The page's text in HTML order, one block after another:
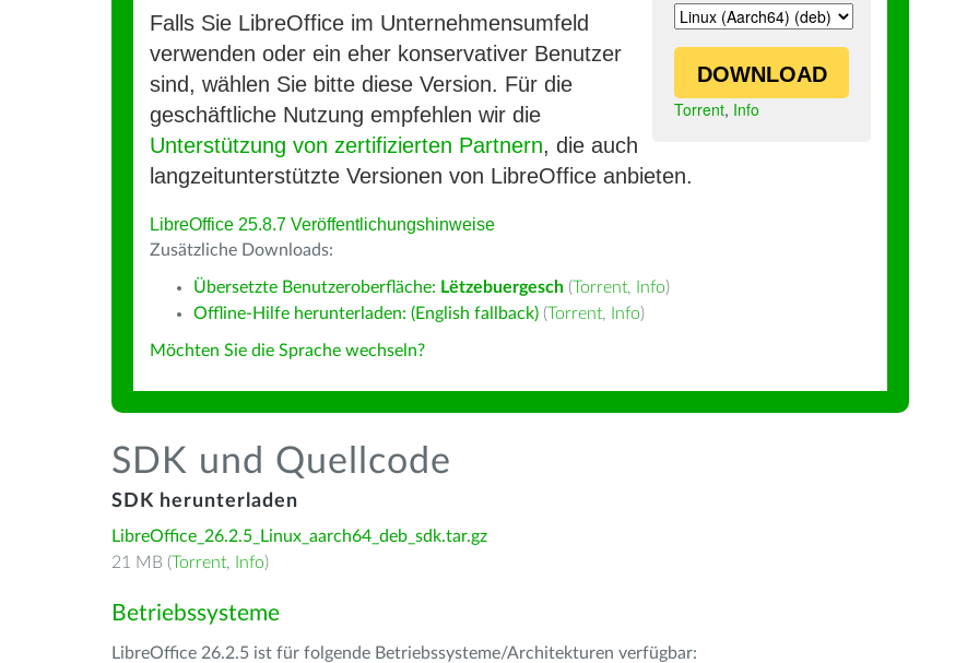
DOWNLOAD
Torrent, Info
Falls Sie LibreOffice im Unternehmensumfeld
verwenden oder ein eher konservativer Benutzer
sind, wählen Sie bitte diese Version. Für die
geschäftliche Nutzung empfehlen wir die
Unterstützung von zertifizierten Partnern, die auch
langzeitunterstützte Versionen von LibreOffice anbieten.
LibreOffice 25.8.7 Veröffentlichungshinweise
Zusätzliche Downloads:
Übersetzte Benutzeroberfläche: Lëtzebuergesch (Torrent, Info)
Offline-Hilfe herunterladen: (English fallback) (Torrent, Info)
Möchten Sie die Sprache wechseln?
SDK und Quellcode
SDK herunterladen
LibreOffice_26.2.5_Linux_aarch64_deb_sdk.tar.gz
21 MB (Torrent, Info)
Betriebssysteme
LibreOffice 26.2.5 ist für folgende Betriebssysteme/Architekturen verfügbar: